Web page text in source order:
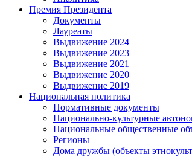
Премия Президента
Документы
Лауреаты
Выдвижение 2024
Выдвижение 2023
Выдвижение 2021
Выдвижение 2020
Выдвижение 2019
Национальная политика
Нормативные документы
Национально-культурные
Национальные общественные
Регионы
Дома дружбы (объекты